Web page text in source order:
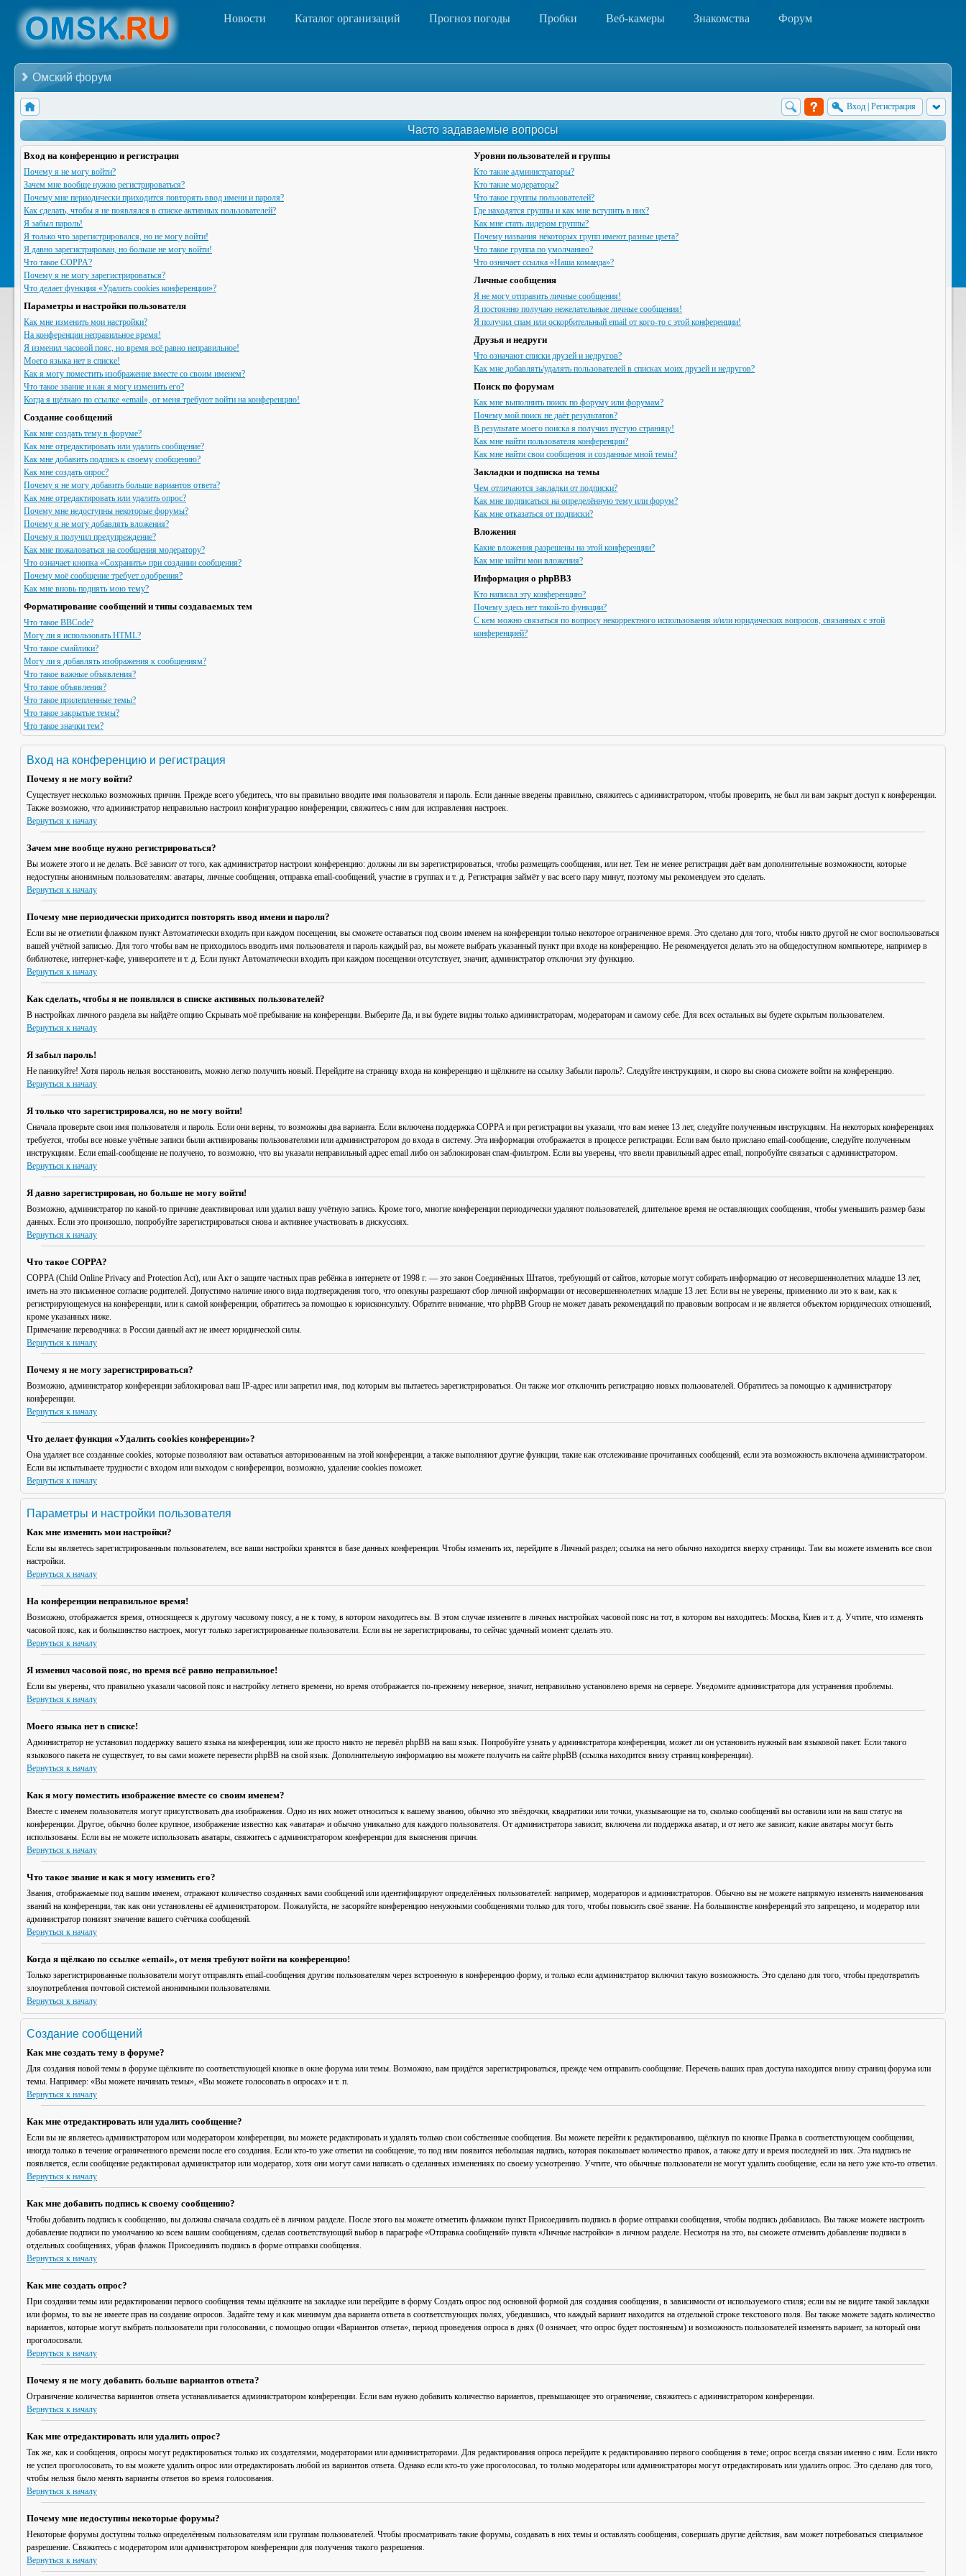
Новости Каталог организаций Прогноз погоды Пробки Веб-камеры Знакомства Форум
Омский форум
Вход Регистрация
Часто задаваемые вопросы
Вход на конференцию и регистрация
Почему я не могу войти?
Зачем мне вообще нужно регистрироваться?
Почему мне периодически приходится повторять ввод имени и пароля?
Как сделать, чтобы я не появлялся в списке активных пользователей?
Я забыл пароль!
Я только что зарегистрировался, но не могу войти!
Я давно зарегистрирован, но больше не могу войти!
Что такое COPPA?
Почему я не могу зарегистрироваться?
Что делает функция «Удалить cookies конференции»?
Параметры и настройки пользователя
Как мне изменить мои настройки?
На конференции неправильное время!
Я изменил часовой пояс, но время всё равно неправильное!
Моего языка нет в списке!
Как я могу поместить изображение вместе со своим именем?
Что такое звание и как я могу изменить его?
Когда я щёлкаю по ссылке «email», от меня требуют войти на конференцию!
Создание сообщений
Как мне создать тему в форуме?
Как мне отредактировать или удалить сообщение?
Как мне добавить подпись к своему сообщению?
Как мне создать опрос?
Почему я не могу добавить больше вариантов ответа?
Как мне отредактировать или удалить опрос?
Почему мне недоступны некоторые форумы?
Почему я не могу добавлять вложения?
Почему я получил предупреждение?
Как мне пожаловаться на сообщения модератору?
Что означает кнопка «Сохранить» при создании сообщения?
Почему моё сообщение требует одобрения?
Как мне вновь поднять мою тему?
Форматирование сообщений и типы создаваемых тем
Что такое BBCode?
Могу ли я использовать HTML?
Что такое смайлики?
Могу ли я добавлять изображения к сообщениям?
Что такое важные объявления?
Что такое объявления?
Что такое прилепленные темы?
Что такое закрытые темы?
Что такое значки тем?
Уровни пользователей и группы
Кто такие администраторы?
Кто такие модераторы?
Что такое группы пользователей?
Где находятся группы и как мне вступить в них?
Как мне стать лидером группы?
Почему названия некоторых групп имеют разные цвета?
Что такое группа по умолчанию?
Что означает ссылка «Наша команда»?
Личные сообщения
Я не могу отправить личные сообщения!
Я постоянно получаю нежелательные личные сообщения!
Я получил спам или оскорбительный email от кого-то с этой конференции!
Друзья и недруги
Что означают списки друзей и недругов?
Как мне добавлять/удалять пользователей в списках моих друзей и недругов?
Поиск по форумам
Как мне выполнить поиск по форуму или форумам?
Почему мой поиск не даёт результатов?
В результате моего поиска я получил пустую страницу!
Как мне найти пользователя конференции?
Как мне найти свои сообщения и созданные мной темы?
Закладки и подписка на темы
Чем отличаются закладки от подписки?
Как мне подписаться на определённую тему или форум?
Как мне отказаться от подписки?
Вложения
Какие вложения разрешены на этой конференции?
Как мне найти мои вложения?
Информация о phpBB3
Кто написал эту конференцию?
Почему здесь нет такой-то функции?
С кем можно связаться по вопросу некорректного использования и/или юридических вопросов, связанных с этой
конференцией?
Вход на конференцию и регистрация
Почему я не могу войти?
Существует несколько возможных причин. Прежде всего убедитесь, что вы правильно вводите имя пользователя и пароль. Если данные введены правильно, свяжитесь с администратором, чтобы проверить, не был ли вам закрыт доступ к конференции.
Также возможно, что администратор неправильно настроил конфигурацию конференции, свяжитесь с ним для исправления настроек.
Вернуться к началу
Зачем мне вообще нужно регистрироваться?
Вы можете этого и не делать. Всё зависит от того, как администратор настроил конференцию: должны ли вы зарегистрироваться, чтобы размещать сообщения, или нет. Тем не менее регистрация даёт вам дополнительные возможности, которые
недоступны анонимным пользователям: аватары, личные сообщения, отправка email-сообщений, участие в группах и т. д. Регистрация займёт у вас всего пару минут, поэтому мы рекомендуем это сделать.
Вернуться к началу
Почему мне периодически приходится повторять ввод имени и пароля?
Если вы не отметили флажком пункт Автоматически входить при каждом посещении, вы сможете оставаться под своим именем на конференции только некоторое ограниченное время. Это сделано для того, чтобы никто другой не смог воспользоваться
вашей учётной записью. Для того чтобы вам не приходилось вводить имя пользователя и пароль каждый раз, вы можете выбрать указанный пункт при входе на конференцию. Не рекомендуется делать это на общедоступном компьютере, например в
библиотеке, интернет-кафе, университете и т. д. Если пункт Автоматически входить при каждом посещении отсутствует, значит, администратор отключил эту функцию.
Вернуться к началу
Как сделать, чтобы я не появлялся в списке активных пользователей?
В настройках личного раздела вы найдёте опцию Скрывать моё пребывание на конференции. Выберите Да, и вы будете видны только администраторам, модераторам и самому себе. Для всех остальных вы будете скрытым пользователем.
Вернуться к началу
Я забыл пароль!
Не паникуйте! Хотя пароль нельзя восстановить, можно легко получить новый. Перейдите на страницу входа на конференцию и щёлкните на ссылку Забыли пароль?. Следуйте инструкциям, и скоро вы снова сможете войти на конференцию.
Вернуться к началу
Я только что зарегистрировался, но не могу войти!
Сначала проверьте свои имя пользователя и пароль. Если они верны, то возможны два варианта. Если включена поддержка COPPA и при регистрации вы указали, что вам менее 13 лет, следуйте полученным инструкциям. На некоторых конференциях
требуется, чтобы все новые учётные записи были активированы пользователями или администратором до входа в систему. Эта информация отображается в процессе регистрации. Если вам было прислано email-сообщение, следуйте полученным
инструкциям. Если email-сообщение не получено, то возможно, что вы указали неправильный адрес email либо он заблокирован спам-фильтром. Если вы уверены, что ввели правильный адрес email, попробуйте связаться с администратором.
Вернуться к началу
Я давно зарегистрирован, но больше не могу войти!
Возможно, администратор по какой-то причине деактивировал или удалил вашу учётную запись. Кроме того, многие конференции периодически удаляют пользователей, длительное время не оставляющих сообщения, чтобы уменьшить размер базы
данных. Если это произошло, попробуйте зарегистрироваться снова и активнее участвовать в дискуссиях.
Вернуться к началу
Что такое COPPA?
COPPA (Child Online Privacy and Protection Act), или Акт о защите частных прав ребёнка в интернете от 1998 г. — это закон Соединённых Штатов, требующий от сайтов, которые могут собирать информацию от несовершеннолетних младше 13 лет,
иметь на это письменное согласие родителей. Допустимо наличие иного вида подтверждения того, что опекуны разрешают сбор личной информации от несовершеннолетних младше 13 лет. Если вы не уверены, применимо ли это к вам, как к
регистрирующемуся на конференции, или к самой конференции, обратитесь за помощью к юрисконсульту. Обратите внимание, что phpBB Group не может давать рекомендаций по правовым вопросам и не является объектом юридических отношений,
кроме указанных ниже.
Примечание переводчика: в России данный акт не имеет юридической силы.
Вернуться к началу
Почему я не могу зарегистрироваться?
Возможно, администратор конференции заблокировал ваш IP-адрес или запретил имя, под которым вы пытаетесь зарегистрироваться. Он также мог отключить регистрацию новых пользователей. Обратитесь за помощью к администратору
конференции.
Вернуться к началу
Что делает функция «Удалить cookies конференции»?
Она удаляет все созданные cookies, которые позволяют вам оставаться авторизованным на этой конференции, а также выполняют другие функции, такие как отслеживание прочитанных сообщений, если эта возможность включена администратором.
Если вы испытываете трудности с входом или выходом с конференции, возможно, удаление cookies поможет.
Вернуться к началу
Параметры и настройки пользователя
Как мне изменить мои настройки?
Если вы являетесь зарегистрированным пользователем, все ваши настройки хранятся в базе данных конференции. Чтобы изменить их, перейдите в Личный раздел; ссылка на него обычно находится вверху страницы. Там вы можете изменить все свои
настройки.
Вернуться к началу
На конференции неправильное время!
Возможно, отображается время, относящееся к другому часовому поясу, а не к тому, в котором находитесь вы. В этом случае измените в личных настройках часовой пояс на тот, в котором вы находитесь: Москва, Киев и т. д. Учтите, что изменять
часовой пояс, как и большинство настроек, могут только зарегистрированные пользователи. Если вы не зарегистрированы, то сейчас удачный момент сделать это.
Вернуться к началу
Я изменил часовой пояс, но время всё равно неправильное!
Если вы уверены, что правильно указали часовой пояс и настройку летнего времени, но время отображается по-прежнему неверное, значит, неправильно установлено время на сервере. Уведомите администратора для устранения проблемы.
Вернуться к началу
Моего языка нет в списке!
Администратор не установил поддержку вашего языка на конференции, или же просто никто не перевёл phpBB на ваш язык. Попробуйте узнать у администратора конференции, может ли он установить нужный вам языковой пакет. Если такого
языкового пакета не существует, то вы сами можете перевести phpBB на свой язык. Дополнительную информацию вы можете получить на сайте phpBB (ссылка находится внизу страниц конференции).
Вернуться к началу
Как я могу поместить изображение вместе со своим именем?
Вместе с именем пользователя могут присутствовать два изображения. Одно из них может относиться к вашему званию, обычно это звёздочки, квадратики или точки, указывающие на то, сколько сообщений вы оставили или на ваш статус на
конференции. Другое, обычно более крупное, изображение известно как «аватара» и обычно уникально для каждого пользователя. От администратора зависит, включена ли поддержка аватар, и от него же зависит, какие аватары могут быть
использованы. Если вы не можете использовать аватары, свяжитесь с администратором конференции для выяснения причин.
Вернуться к началу
Что такое звание и как я могу изменить его?
Звания, отображаемые под вашим именем, отражают количество созданных вами сообщений или идентифицируют определённых пользователей: например, модераторов и администраторов. Обычно вы не можете напрямую изменять наименования
званий на конференции, так как они установлены её администратором. Пожалуйста, не засоряйте конференцию ненужными сообщениями только для того, чтобы повысить своё звание. На большинстве конференций это запрещено, и модератор или
администратор понизят значение вашего счётчика сообщений.
Вернуться к началу
Когда я щёлкаю по ссылке «email», от меня требуют войти на конференцию!
Только зарегистрированные пользователи могут отправлять email-сообщения другим пользователям через встроенную в конференцию форму, и только если администратор включил такую возможность. Это сделано для того, чтобы предотвратить
злоупотребления почтовой системой анонимными пользователями.
Вернуться к началу
Создание сообщений
Как мне создать тему в форуме?
Для создания новой темы в форуме щёлкните по соответствующей кнопке в окне форума или темы. Возможно, вам придётся зарегистрироваться, прежде чем отправить сообщение. Перечень ваших прав доступа находится внизу страниц форума или
темы. Например: «Вы можете начинать темы», «Вы можете голосовать в опросах» и т. п.
Вернуться к началу
Как мне отредактировать или удалить сообщение?
Если вы не являетесь администратором или модератором конференции, вы можете редактировать и удалять только свои собственные сообщения. Вы можете перейти к редактированию, щёлкнув по кнопке Правка в соответствующем сообщении,
иногда только в течение ограниченного времени после его создания. Если кто-то уже ответил на сообщение, то под ним появится небольшая надпись, которая показывает количество правок, а также дату и время последней из них. Эта надпись не
появляется, если сообщение редактировал администратор или модератор, хотя они могут сами написать о сделанных изменениях по своему усмотрению. Учтите, что обычные пользователи не могут удалить сообщение, если на него уже кто-то ответил.
Вернуться к началу
Как мне добавить подпись к своему сообщению?
Чтобы добавить подпись к сообщению, вы должны сначала создать её в личном разделе. После этого вы можете отметить флажком пункт Присоединить подпись в форме отправки сообщения, чтобы подпись добавилась. Вы также можете настроить
добавление подписи по умолчанию ко всем вашим сообщениям, сделав соответствующий выбор в параграфе «Отправка сообщений» пункта «Личные настройки» в личном разделе. Несмотря на это, вы сможете отменить добавление подписи в
отдельных сообщениях, убрав флажок Присоединить подпись в форме отправки сообщения.
Вернуться к началу
Как мне создать опрос?
При создании темы или редактировании первого сообщения темы щёлкните на закладке или перейдите в форму Создать опрос под основной формой для создания сообщения, в зависимости от используемого стиля; если вы не видите такой закладки
или формы, то вы не имеете прав на создание опросов. Задайте тему и как минимум два варианта ответа в соответствующих полях, убедившись, что каждый вариант находится на отдельной строке текстового поля. Вы также можете задать количество
вариантов, которые могут выбрать пользователи при голосовании, с помощью опции «Вариантов ответа», период проведения опроса в днях (0 означает, что опрос будет постоянным) и возможность пользователей изменять вариант, за который они
проголосовали.
Вернуться к началу
Почему я не могу добавить больше вариантов ответа?
Ограничение количества вариантов ответа устанавливается администратором конференции. Если вам нужно добавить количество вариантов, превышающее это ограничение, свяжитесь с администратором конференции.
Вернуться к началу
Как мне отредактировать или удалить опрос?
Так же, как и сообщения, опросы могут редактироваться только их создателями, модераторами или администраторами. Для редактирования опроса перейдите к редактированию первого сообщения в теме; опрос всегда связан именно с ним. Если никто
не успел проголосовать, то вы можете удалить опрос или отредактировать любой из вариантов ответа. Однако если кто-то уже проголосовал, то только модераторы или администраторы могут отредактировать или удалить опрос. Это сделано для того,
чтобы нельзя было менять варианты ответов во время голосования.
Вернуться к началу
Почему мне недоступны некоторые форумы?
Некоторые форумы доступны только определённым пользователям или группам пользователей. Чтобы просматривать такие форумы, создавать в них темы и оставлять сообщения, совершать другие действия, вам может потребоваться специальное
разрешение. Свяжитесь с модератором или администратором конференции для получения такого разрешения.
Вернуться к началу